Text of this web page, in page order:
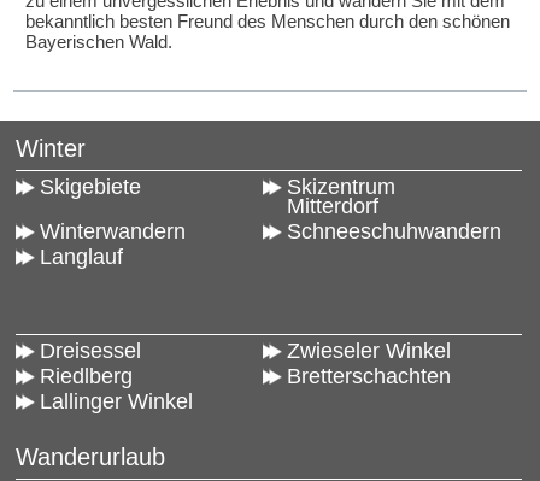
bekanntlich besten Freund des Menschen durch den schönen
Bayerischen Wald.
Winter
Skigebiete
Skizentrum
Mitterdorf
Winterwandern
Schneeschuhwandern
Langlauf
Dreisessel
Zwieseler Winkel
Riedlberg
Bretterschachten
Lallinger Winkel
Wanderurlaub